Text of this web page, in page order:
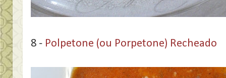
8 - Polpetone (ou Porpetone) Recheado